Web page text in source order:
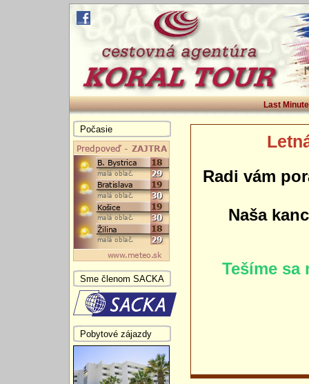
Last Minute
Radi vám
Naša
Tešíme sa
Počasie
Sme členom SACKA
Pobytové zájazdy